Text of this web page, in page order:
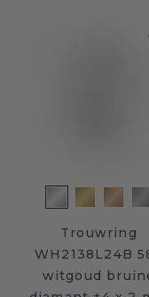
Trouwring
WH2138L24B
witgoud